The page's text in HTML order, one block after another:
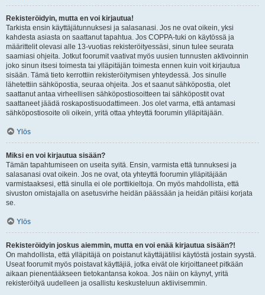
Rekisteröidyin, mutta en voi kirjautua!
Tarkista ensin käyttäjätunnuksesi ja salasanasi. Jos ne ovat oikein, yksi
kahdesta asiasta on saattanut tapahtua. Jos COPPA-tuki on käytössä ja
määrittelit olevasi alle 13-vuotias rekisteröityessäsi, sinun tulee seurata
saamiasi ohjeita. Jotkut foorumit vaativat myös uusien tunnusten aktivoinnin
joko sinun itsesi toimesta tai ylläpitäjän toimesta ennen kuin voit kirjautua
sisään. Tämä tieto kerrottiin rekisteröitymisen yhteydessä. Jos sinulle
lähetettiin sähköpostia, seuraa ohjeita. Jos et saanut sähköpostia, olet
saattanut antaa virheellisen sähköpostiosoitteen tai sähköpostit ovat
saattaneet jäädä roskapostisuodattimeen. Jos olet varma, että antamasi
sähköpostiosoite oli oikein, yritä ottaa yhteyttä foorumin ylläpitäjään.
Ylös
Miksi en voi kirjautua sisään?
Tämän tapahtumiseen on useita syitä. Ensin, varmista että tunnuksesi ja
salasanasi ovat oikein. Jos ne ovat, ota yhteyttä foorumin ylläpitäjään
varmistaaksesi, että sinulla ei ole porttikieltoja. On myös mahdollista, että
sivuston omistajalla on asetusvirhe heidän päässään ja heidän pitäisi korjata
se.
Ylös
Rekisteröidyin joskus aiemmin, mutta en voi enää kirjautua sisään?!
On mahdollista, että ylläpitäjä on poistanut käyttäjätilisi käytöstä jostain syystä.
Useat foorumit myös poistavat käyttäjiä, jotka eivät ole kirjoittaneet pitkään
aikaan pienentääkseen tietokantansa kokoa. Jos näin on käynyt, yritä
rekisteröityä uudelleen ja osallistu keskusteluun aktiivisemmin.